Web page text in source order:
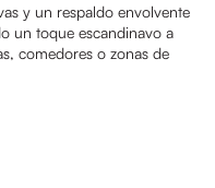
y un respaldo envolvente
un toque escandinavo a
comedores o zonas de